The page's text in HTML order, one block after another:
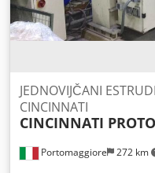
Portomaggiore 272 km
JEDNOVIJČANI
CINCINNATI
CINCINNATI